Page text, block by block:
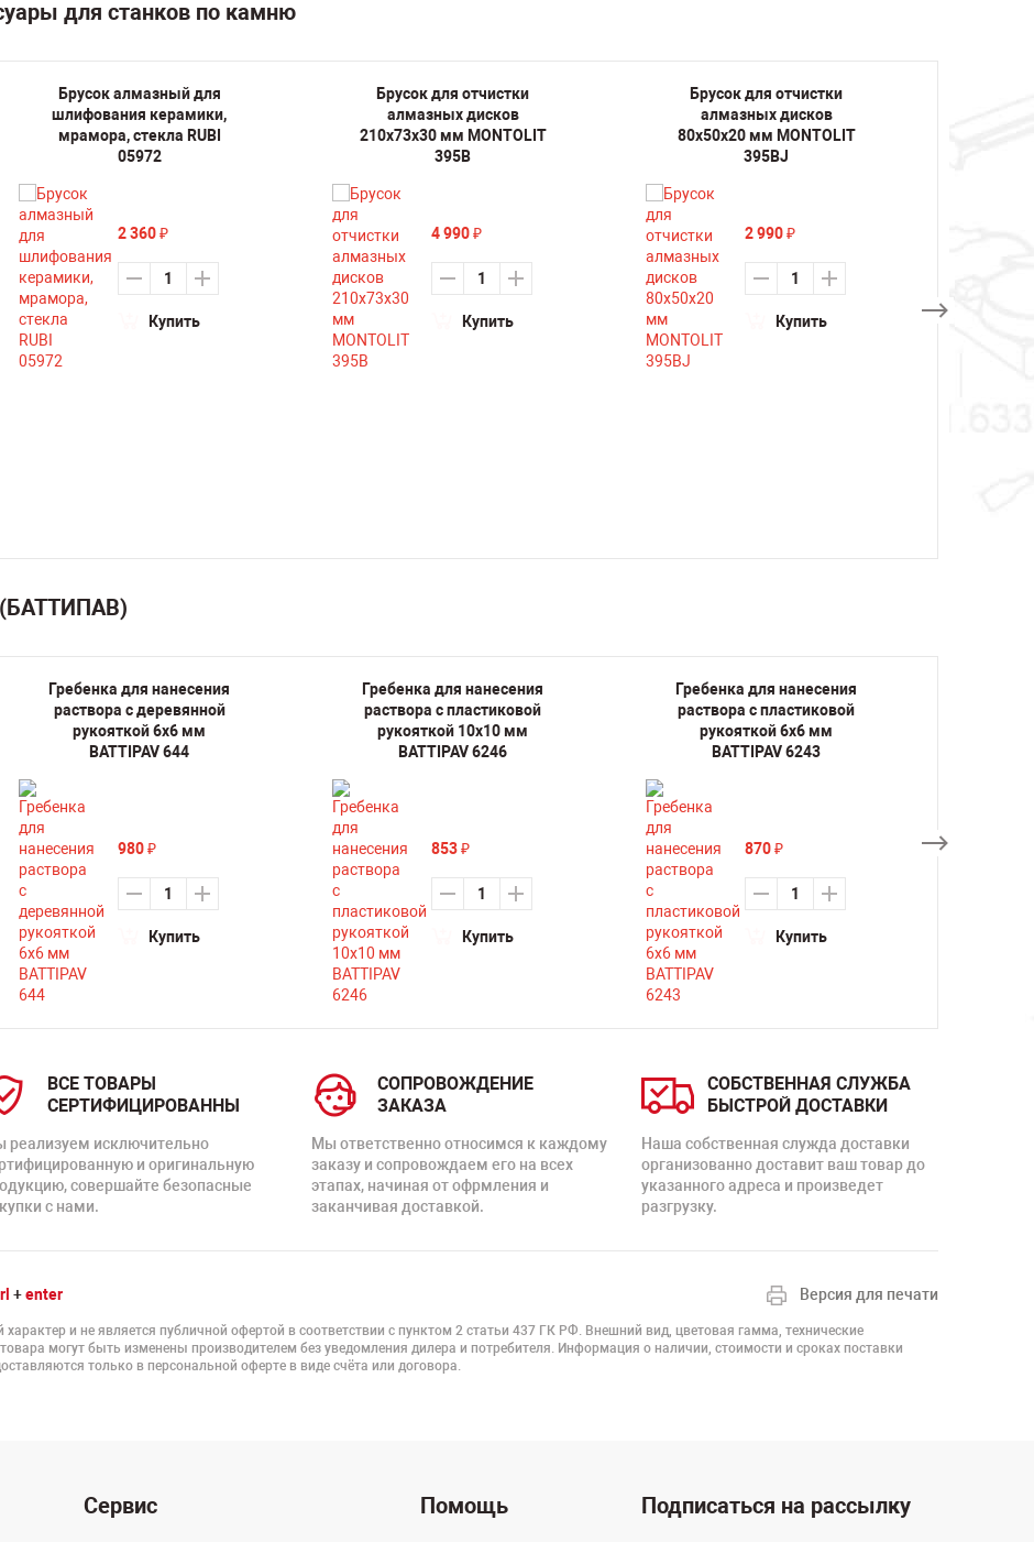
для станков по камню
Брусок алмазный для
шлифования керамики,
мрамора, стекла RUBI
05972
2 360 ₽
Купить
Брусок для отчистки
алмазных дисков
210х73х30 мм MONTOLIT
395B
4 990 ₽
Купить
Брусок для отчистки
алмазных дисков
80х50х20 мм MONTOLIT
395BJ
2 990 ₽
Купить
(БАТТИПАВ)
Гребенка для нанесения
раствора с деревянной
рукояткой 6х6 мм
BATTIPAV 644
980 ₽
Купить
Гребенка для нанесения
раствора с пластиковой
рукояткой 10х10 мм
BATTIPAV 6246
853 ₽
Купить
Гребенка для нанесения
раствора с пластиковой
рукояткой 6х6 мм
BATTIPAV 6243
870 ₽
Купить
ВСЕ ТОВАРЫ
СЕРТИФИЦИРОВАННЫ
реализуем исключительно
и оригинальную
совершайте безопасные
с нами.
СОПРОВОЖДЕНИЕ
ЗАКАЗА
Мы ответственно относимся к каждому
заказу и сопровождаем его на всех
этапах, начиная от офрмления и
заканчивая доставкой.
СОБСТВЕННАЯ СЛУЖБА
БЫСТРОЙ ДОСТАВКИ
Наша собственная служда доставки
организованно доставит ваш товар до
указанного адреса и произведет
разгрузку.
+enter Версия для печати
и не является публичной офертой в соответствии с пунктом 2 статьи 437 ГК РФ. Внешний вид, цветовая гамма, технические
могут быть изменены производителем без уведомления дилера и потребителя. Информация о наличии, стоимости и сроках поставки
только в персональной оферте в виде счёта или договора.
Сервис Помощь Подписаться на рассылку